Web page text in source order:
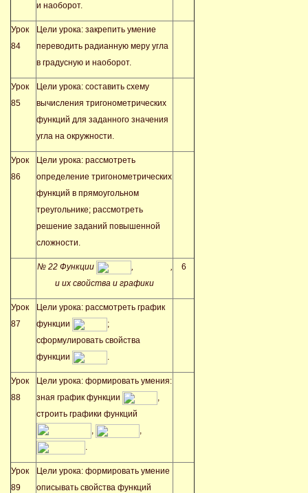
и наоборот.
Урок
84
Цели урока: закрепить умение
переводить радианную меру угла
в градусную и наоборот.
Урок
85
Цели урока: составить схему
вычисления тригонометрических
функций для заданного значения
угла на окружности.
Урок
86
Цели урока: рассмотреть
определение тригонометрических
функций в прямоугольном
треугольнике; рассмотреть
решение заданий повышенной
сложности.
№ 22 Функции ,
,
и их свойства и графики
6
Урок
87
Цели урока: рассмотреть график
функции
;
сформулировать свойства
функции
.
Урок
88
Цели урока: формировать умения:
зная график функции
,
строить графики функций
,
,
.
Урок
89
Цели урока: формировать умение
описывать свойства функций